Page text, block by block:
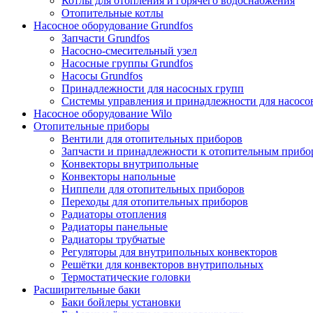
Отопительные котлы
Насосное оборудование Grundfos
Запчасти Grundfos
Насосно-смесительный узел
Насосные группы Grundfos
Насосы Grundfos
Принадлежности для насосных групп
Системы управления и принадлежности для
Насосное оборудование Wilo
Отопительные приборы
Вентили для отопительных приборов
Запчасти и принадлежности к отопительным
Конвекторы внутрипольные
Конвекторы напольные
Ниппели для отопительных приборов
Переходы для отопительных приборов
Радиаторы отопления
Радиаторы панельные
Радиаторы трубчатые
Регуляторы для внутрипольных конвекторов
Решётки для конвекторов внутрипольных
Термостатические головки
Расширительные баки
Баки бойлеры установки